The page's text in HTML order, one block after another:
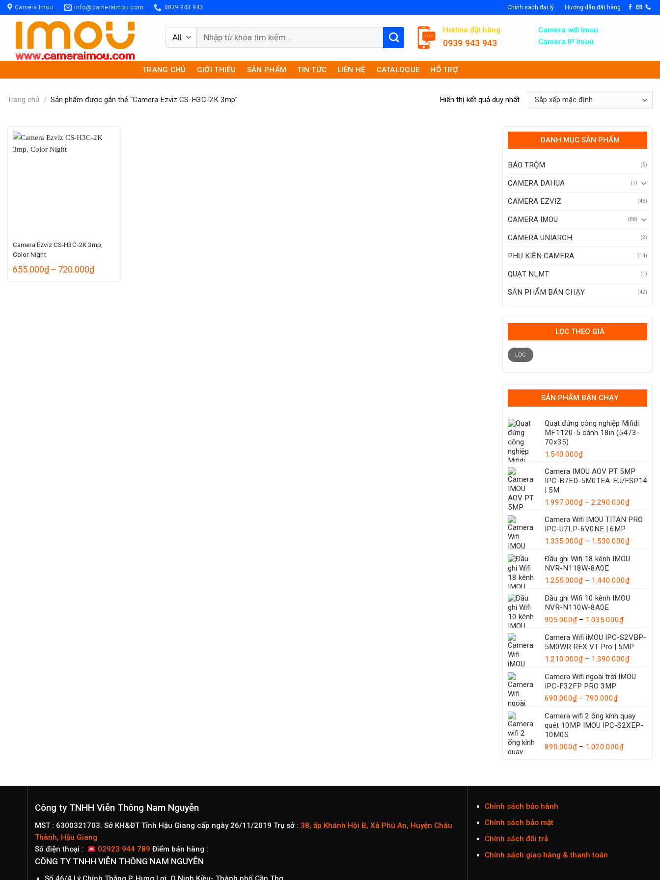
Skip
to
Camera Imou info@cameraimou.com 0839 943 943 Chính sách đại lý Hướng dẫn đặt hàng
Tìm
kiếm:
Hotline đặt hàng
0939 943 943
Camera wifi Imou
Camera IP Imou
TRANG CHỦ GIỚI THIỆU SẢN PHẨM TIN TỨC LIÊN HỆ CATALOGUE HỖ TRỢ
Trang chủ / Sản phẩm được gắn thẻ “Camera Ezviz CS-H3C-2K 3mp” Hiển thị kết quả duy nhất
Camera Ezviz CS-H3C-2K 3mp,
Color Night
655.000₫ – 720.000₫Khoảng
giá:
DANH MỤC SẢN PHẨM
BÁO TRỘM (5)
CAMERA DAHUA (7)
CAMERA EZVIZ (46)
CAMERA IMOU (88)
CAMERA UNIARCH (2)
PHỤ KIỆN CAMERA (14)
QUẠT NLMT (1)
SẢN PHẨM BÁN CHẠY (42)
LỌC THEO GIÁ
Giá
tối
thiểu
Giá
tối
đa
LỌC
SẢN PHẨM BÁN CHẠY
Quạt đứng công nghiệp Mifidi
MF1120-5 cánh 18in (5473-
70x35)
1.540.000₫
Camera IMOU AOV PT 5MP
IPC-B7ED-5M0TEA-EU/FSP14
| 5M
1.997.000₫ – 2.290.000₫Khoảng
từ
đến
Camera Wifi IMOU TITAN PRO
IPC-U7LP-6V0NE | 6MP
1.335.000₫ – 1.530.000₫Khoảng
từ
đến
Đầu ghi Wifi 18 kênh IMOU
NVR-N118W-8A0E
1.255.000₫ – 1.440.000₫Khoảng
từ
Đầu ghi Wifi 10 kênh IMOU
NVR-N110W-8A0E
905.000₫ – 1.035.000₫Khoảng
từ
905.000₫
đến
Camera Wifi iMOU IPC-S2VBP-
5M0WR REX VT Pro | 5MP
1.210.000₫ – 1.390.000₫Khoảng
từ
Camera Wifi ngoài trời IMOU
IPC-F32FP PRO 3MP
690.000₫ – 790.000₫Khoảng
từ
690.000₫
790.000₫
Camera wifi 2 ống kính quay
quét 10MP IMOU IPC-S2XEP-
10M0S
890.000₫ – 1.020.000₫Khoảng
đến
Công ty TNHH Viễn Thông Nam Nguyễn
MST : 6300321703. Sở KH&ĐT Tỉnh Hậu Giang cấp ngày 26/11/2019 Trụ sở : 38, ấp Khánh Hội B, Xã Phú An, Huyện Châu
Thành, Hậu Giang
Số điện thoại :
02923 944 789 Điểm bán hàng :
CÔNG TY TNHH VIỄN THÔNG NAM NGUYỄN
Chính sách bảo hành
Chính sách bảo mật
Chính sách đổi trả
Chính sách giao hàng & thanh toán